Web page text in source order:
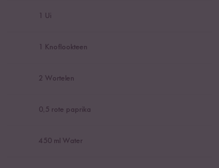
1 Ui
1 Knoflookteen
2 Wortelen
0,5 rote paprika
450 ml Water